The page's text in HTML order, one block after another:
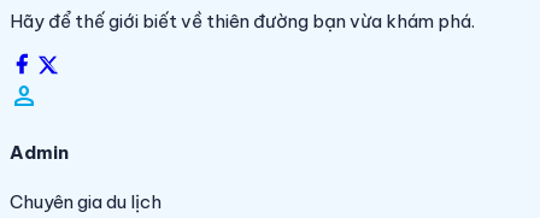
Hãy để thế giới biết về thiên đường bạn vừa khám phá.
person_filled
Admin
Chuyên gia du lịch